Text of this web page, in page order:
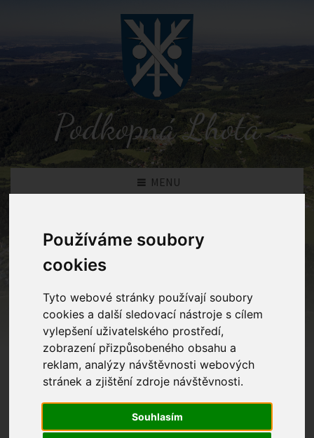
Používáme soubory
cookies
Tyto webové stránky používají soubory
cookies a další sledovací nástroje s cílem
vylepšení uživatelského prostředí,
zobrazení přizpůsobeného obsahu a
reklam, analýzy návštěvnosti webových
stránek a zjištění zdroje návštěvnosti.
Souhlasím
Podkopná Lhota
MENU
Novinky